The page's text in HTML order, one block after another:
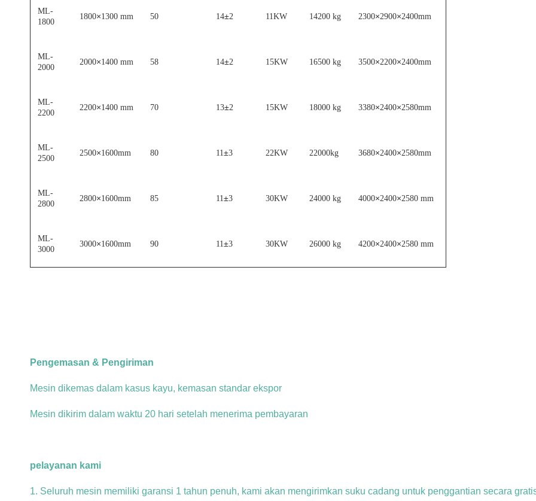
ML-
1800
1800×1300 mm 50 14±2 11KW 14200 kg 2300×2900×2400mm
ML-
2000
2000×1400 mm 58 14±2 15KW 16500 kg 3500×2200×2400mm
ML-
2200
2200×1400 mm 70 13±2 15KW 18000 kg 3380×2400×2580mm
ML-
2500
2500×1600mm 80 11±3 22KW 22000kg 3680×2400×2580mm
ML-
2800
2800×1600mm 85 11±3 30KW 24000 kg 4000×2400×2580 mm
ML-
3000
3000×1600mm 90 11±3 30KW 26000 kg 4200×2400×2580 mm
Pengemasan & Pengiriman
Mesin dikemas dalam kasus kayu, kemasan standar ekspor
Mesin dikirim dalam waktu 20 hari setelah menerima pembayaran
pelayanan kami
1. Seluruh mesin memiliki garansi 1 tahun penuh, kami akan mengirimkan suku cadang untuk penggantian secara